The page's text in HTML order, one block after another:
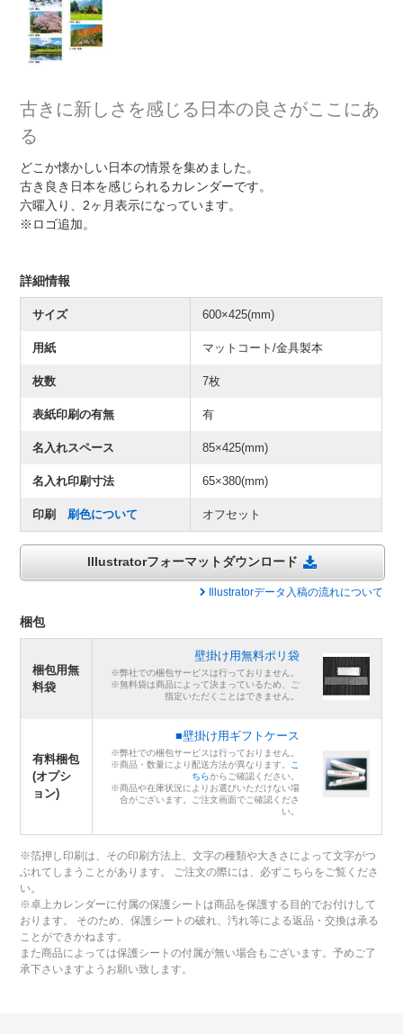
古きに新しさを感じる日本の良さがここにあ
る
どこか懐かしい日本の情景を集めました。
古き良き日本を感じられるカレンダーです。
六曜入り、2ヶ月表示になっています。
※ロゴ追加。
詳細情報
サイズ 600×425(mm)
用紙 マットコート/金具製本
枚数 7枚
表紙印刷の有無 有
名入れスペース 85×425(mm)
名入れ印刷寸法 65×380(mm)
印刷 刷色について オフセット
Illustratorフォーマットダウンロード
Illustratorデータ入稿の流れについて
梱包
梱包用無
料袋
壁掛け用無料ポリ袋
※弊社での梱包サービスは行っておりません。
※無料袋は商品によって決まっているため、ご
指定いただくことはできません。
有料梱包
(オプシ
ョン)
■壁掛け用ギフトケース
※弊社での梱包サービスは行っておりません。
※商品・数量により配送方法が異なります。
こ
ちらからご確認ください。
※商品や在庫状況によりお選びいただけない場
合がございます。ご注文画面でご確認くださ
い。
※箔押し印刷は、その印刷方法上、文字の種類や大きさによって文字がつ
ぶれてしまうことがあります。 ご注文の際には、必ずこちらをご覧くださ
い。
※卓上カレンダーに付属の保護シートは商品を保護する目的でお付けして
おります。 そのため、保護シートの破れ、汚れ等による返品・交換は承る
ことができかねます。
また商品によっては保護シートの付属が無い場合もございます。予めご了
承下さいますようお願い致します。